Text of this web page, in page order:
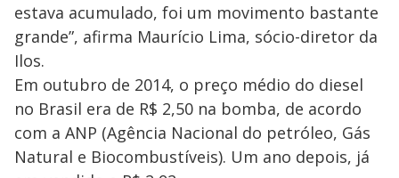
estava acumulado, foi um movimento bastante
grande”, afirma Maurício Lima, sócio-diretor da
Ilos.
Em outubro de 2014, o preço médio do diesel
no Brasil era de R$ 2,50 na bomba, de acordo
com a ANP (Agência Nacional do petróleo, Gás
Natural e Biocombustíveis). Um ano depois, já